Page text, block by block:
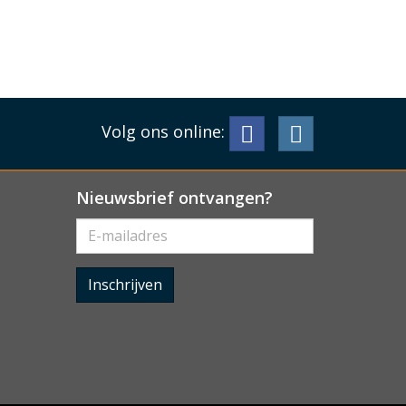
Volg ons online:
Nieuwsbrief ontvangen?
Inschrijven